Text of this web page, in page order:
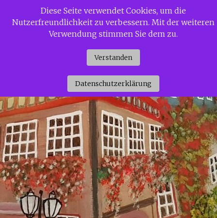
InhaltSiggi Gerdaus Welt
Diese Seite verwendet Cookies, um die
Nutzerfreundlichkeit zu verbessern. Mit der weiteren
Verwendung stimmen Sie dem zu.
Verstanden
Datenschutzerklärung